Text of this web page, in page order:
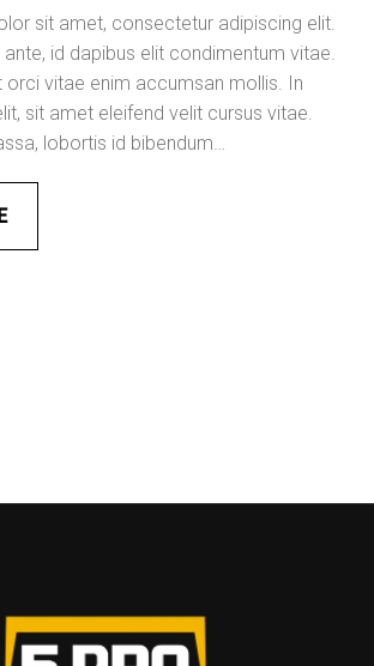
sit amet, consectetur adipiscing elit.
id dapibus elit condimentum vitae.
orci vitae enim accumsan mollis. In
sit amet eleifend velit cursus vitae.
lobortis id bibendum…